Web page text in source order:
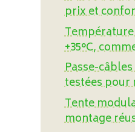
prix et
Température
+35°C,
Passe-
testées pour
Tente
montage